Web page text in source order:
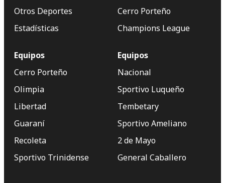
Otros Deportes
Estadísticas
Cerro Porteño
Champions League
Equipos
Cerro Porteño
Olimpia
Libertad
Guaraní
Recoleta
Sportivo Trinidense
Equipos
Nacional
Sportivo Luqueño
Tembetary
Sportivo Ameliano
2 de Mayo
General Caballero